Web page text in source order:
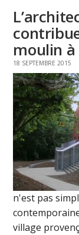
moulin à
18 SEPTEMBRE 2015
n'est pas
village